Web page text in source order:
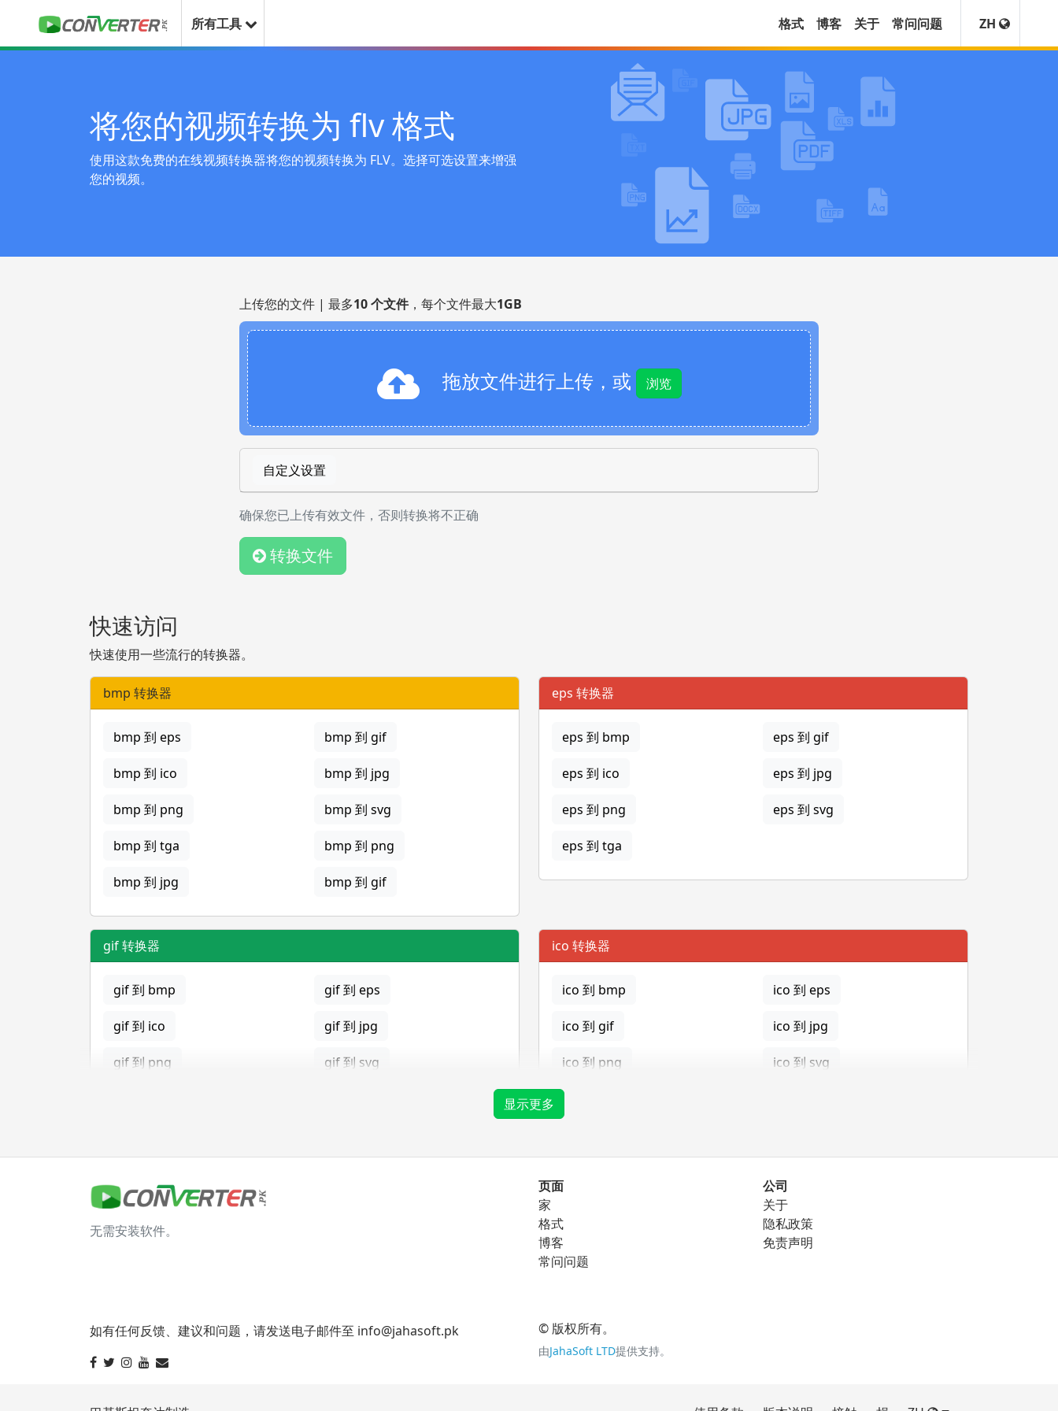
所有工具 格式 博客 关于 常问问题 ZH
将您的视频转换为 flv 格式
使用这款免费的在线视频转换器将您的视频转换为 FLV。选择可选设置来增强
您的视频。
上传您的文件 | 最多10 个文件，每个文件最大1GB
拖放文件进行上传，或 浏览
自定义设置
确保您已上传有效文件，否则转换将不正确
转换文件
快速访问
快速使用一些流行的转换器。
bmp 转换器
bmp 到 eps bmp 到 gif
bmp 到 ico bmp 到 jpg
bmp 到 png bmp 到 svg
bmp 到 tga bmp 到 png
bmp 到 jpg bmp 到 gif
eps 转换器
eps 到 bmp eps 到 gif
eps 到 ico eps 到 jpg
eps 到 png eps 到 svg
eps 到 tga
gif 转换器
gif 到 bmp gif 到 eps
gif 到 ico gif 到 jpg
gif 到 png gif 到 svg
ico 转换器
ico 到 bmp ico 到 eps
ico 到 gif ico 到 jpg
ico 到 png ico 到 svg
ico 到 tga
jpg 转换器
jpg 到 bmp
jpg 到 gif
png 转换器
png 到 eps
png 到 gif png 到 ico
显示更多
无需安装软件。
页面
家
格式
博客
常问问题
公司
关于
隐私政策
免责声明
如有任何反馈、建议和问题，请发送电子邮件至 info@jahasoft.pk © 版权所有。
由JahaSoft LTD提供支持。